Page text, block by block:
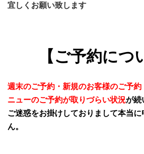
宜しくお願い致します
【ご予約につ
週末のご予約・新規のお客様のご予
ニューのご予約が取りづらい状況が続
ご迷惑をお掛けしておりまして本当
ん。